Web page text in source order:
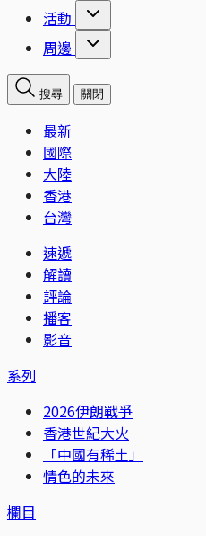
活動
周邊
搜尋 關閉
最新
國際
大陸
香港
台灣
速遞
解讀
評論
播客
影音
系列
2026伊朗戰爭
香港世紀大火
「中國有稀土」
情色的未來
欄目